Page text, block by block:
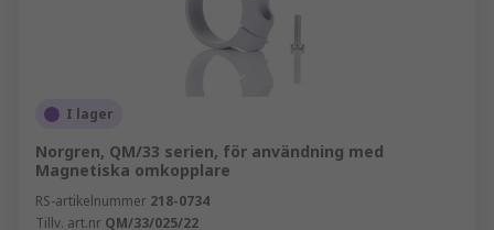
I lager
Norgren, QM/33 serien, för användning med
Magnetiska omkopplare
RS-artikelnummer 218-0734
Tillv. art.nr QM/33/025/22